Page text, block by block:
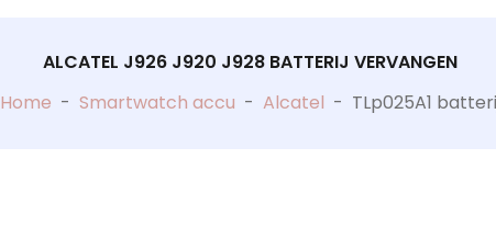
ALCATEL J926 J920 J928 BATTERIJ VERVANGEN
Home - Smartwatch accu - Alcatel - TLp025A1